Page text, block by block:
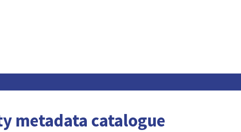
metadata catalogue